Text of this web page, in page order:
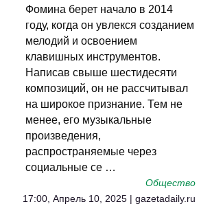
Фомина берет начало в 2014
году, когда он увлекся созданием
мелодий и освоением
клавишных инструментов.
Написав свыше шестидесяти
композиций, он не рассчитывал
на широкое признание. Тем не
менее, его музыкальные
произведения,
распространяемые через
социальные се …
Общество
17:00, Апрель 10, 2025 | gazetadaily.ru